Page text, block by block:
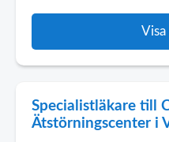
Specialistläkare till
Ätstörningscenter i